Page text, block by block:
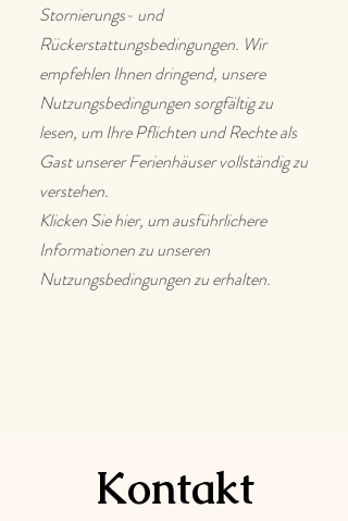
Stornierungs- und
Rückerstattungsbedingungen. Wir
empfehlen Ihnen dringend, unsere
Nutzungsbedingungen sorgfältig zu
lesen, um Ihre Pflichten und Rechte als
Gast unserer Ferienhäuser vollständig zu
verstehen.
Klicken Sie hier, um ausführlichere
Informationen zu unseren
Nutzungsbedingungen zu erhalten.
Kontakt